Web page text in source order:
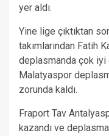
yer aldı.
Yine lige çıktıktan
takımlarından Fatih
deplasmanda çok iyi
Malatyaspor
zorunda kaldı.
Fraport Tav
kazandı ve